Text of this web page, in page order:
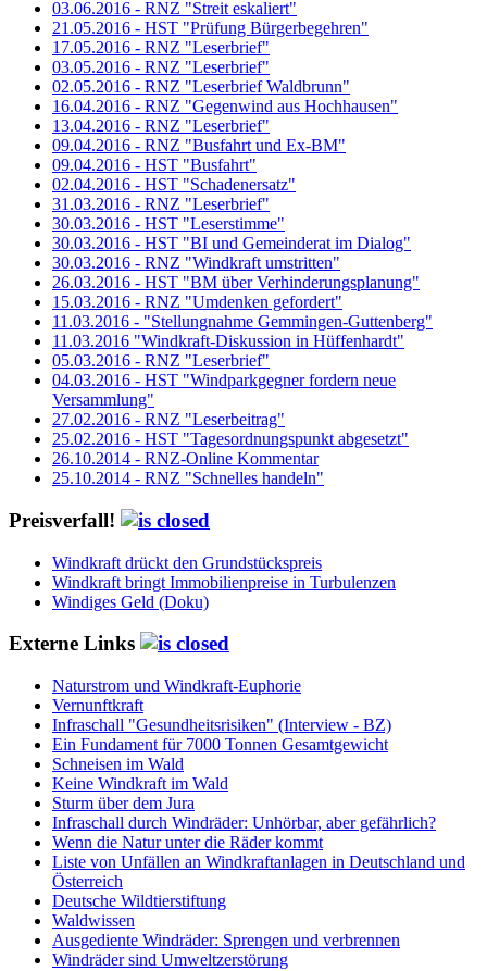
03.06.2016 - RNZ "Streit eskaliert"
21.05.2016 - HST "Prüfung Bürgerbegehren"
17.05.2016 - RNZ "Leserbrief"
03.05.2016 - RNZ "Leserbrief"
02.05.2016 - RNZ "Leserbrief Waldbrunn"
16.04.2016 - RNZ "Gegenwind aus Hochhausen"
13.04.2016 - RNZ "Leserbrief"
09.04.2016 - RNZ "Busfahrt und Ex-BM"
09.04.2016 - HST "Busfahrt"
02.04.2016 - HST "Schadenersatz"
31.03.2016 - RNZ "Leserbrief"
30.03.2016 - HST "Leserstimme"
30.03.2016 - HST "BI und Gemeinderat im Dialog"
30.03.2016 - RNZ "Windkraft umstritten"
26.03.2016 - HST "BM über Verhinderungsplanung"
15.03.2016 - RNZ "Umdenken gefordert"
11.03.2016 - "Stellungnahme Gemmingen-Guttenberg"
11.03.2016 "Windkraft-Diskussion in Hüffenhardt"
05.03.2016 - RNZ "Leserbrief"
04.03.2016 - HST "Windparkgegner fordern neue
Versammlung"
27.02.2016 - RNZ "Leserbeitrag"
25.02.2016 - HST "Tagesordnungspunkt abgesetzt"
26.10.2014 - RNZ-Online Kommentar
25.10.2014 - RNZ "Schnelles handeln"
Preisverfall!
Windkraft drückt den Grundstückspreis
Windkraft bringt Immobilienpreise in Turbulenzen
Windiges Geld (Doku)
Externe Links
Naturstrom und Windkraft-Euphorie
Vernunftkraft
Infraschall "Gesundheitsrisiken" (Interview - BZ)
Ein Fundament für 7000 Tonnen Gesamtgewicht
Schneisen im Wald
Keine Windkraft im Wald
Sturm über dem Jura
Infraschall durch Windräder: Unhörbar, aber gefährlich?
Wenn die Natur unter die Räder kommt
Liste von Unfällen an Windkraftanlagen in Deutschland und
Österreich
Deutsche Wildtierstiftung
Waldwissen
Ausgediente Windräder: Sprengen und verbrennen
Windräder sind Umweltzerstörung